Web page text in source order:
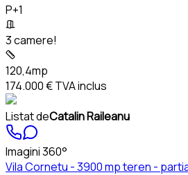
P+1
3 camere!
120,4mp
174.000 €TVA inclus
Listat deCatalin Raileanu
Imagini 360°
Vila Cornetu - 3900 mp teren -